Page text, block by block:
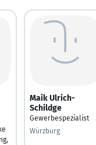
Maik Ulrich-
Schildge
Gewerbespezialist
Würzburg